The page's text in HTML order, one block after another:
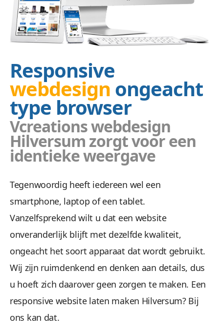
Responsive
webdesign ongeacht
type browser
Vcreations webdesign
Hilversum zorgt voor een
identieke weergave
Tegenwoordig heeft iedereen wel een
smartphone, laptop of een tablet.
Vanzelfsprekend wilt u dat een website
onveranderlijk blijft met dezelfde kwaliteit,
ongeacht het soort apparaat dat wordt gebruikt.
Wij zijn ruimdenkend en denken aan details, dus
u hoeft zich daarover geen zorgen te maken. Een
responsive website laten maken Hilversum? Bij
ons kan dat.
Wij zetten uw doelgroep aan tot actie met
Veilig &
Wees gerust, alle gegevens zijn veilig. We maken